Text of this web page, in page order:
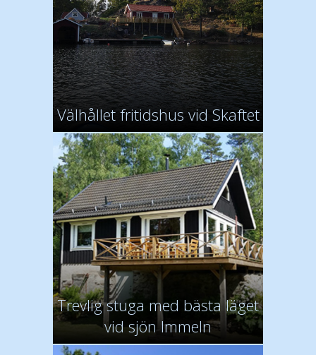
Välhållet fritidshus vid Skaftet
Trevlig stuga med bästa läget
vid sjön Immeln